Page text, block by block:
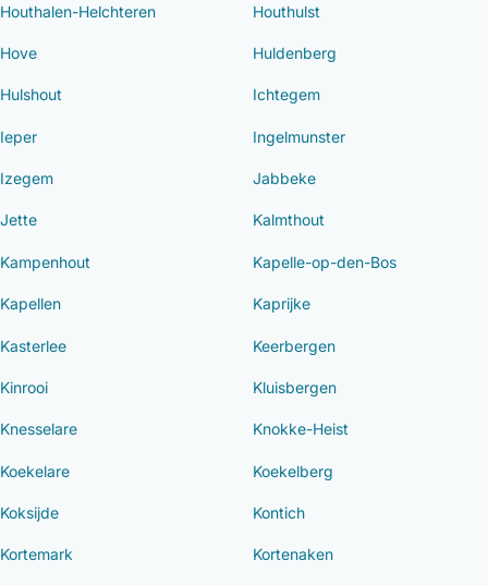
Houthalen-Helchteren Houthulst
Hove Huldenberg
Hulshout Ichtegem
Ieper Ingelmunster
Izegem Jabbeke
Jette Kalmthout
Kampenhout Kapelle-op-den-Bos
Kapellen Kaprijke
Kasterlee Keerbergen
Kinrooi Kluisbergen
Knesselare Knokke-Heist
Koekelare Koekelberg
Koksijde Kontich
Kortemark Kortenaken